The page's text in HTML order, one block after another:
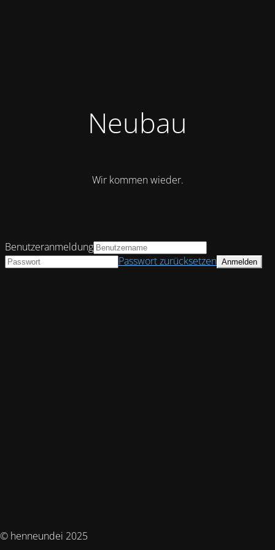
Neubau
Wir kommen wieder.
© henneundei 2025
Benutzeranmeldung
Passwort zurücksetzen